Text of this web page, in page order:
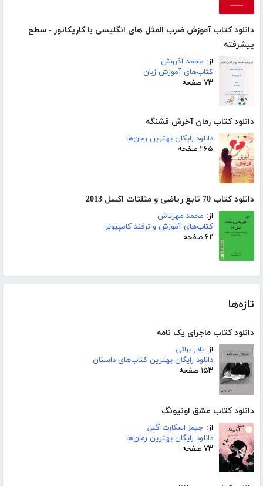
دانلود کتاب آموزش ضرب المثل های انگلیسی با کاریکاتور - سطح
پیشرفته
از: محمد آذروش
کتاب‌های آموزش زبان
۷۳ صفحه
دانلود کتاب رمان آخرش قشنگه
دانلود رایگان بهترین رمان‌ها
۲۶۵ صفحه
دانلود کتاب 70 تابع ریاضی و مثلثات اکسل 2013
از: محمد مهرتاش
کتاب‌های آموزش و ترفند کامپیوتر
۶۲ صفحه
تازه‌ها
دانلود کتاب ماجرای یک نامه
از: نادر براتی
دانلود رایگان بهترین کتاب‌های داستان
۱۵۳ صفحه
دانلود کتاب عشق اونیونگ
از: جیمز اسکارث گیل
دانلود رایگان بهترین رمان‌ها
۷۳ صفحه